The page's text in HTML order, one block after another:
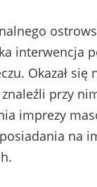
interwencja
Okazał
przy
imprezy
na